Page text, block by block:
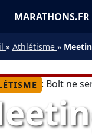
MARATHONS.FR
» Athlétisme »